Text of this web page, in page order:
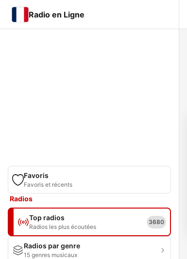
Radio en Ligne
Favoris
Favoris et récents
Radios
Top radios
Radios les plus écoutées
3680
Radios par genre
15 genres musicaux